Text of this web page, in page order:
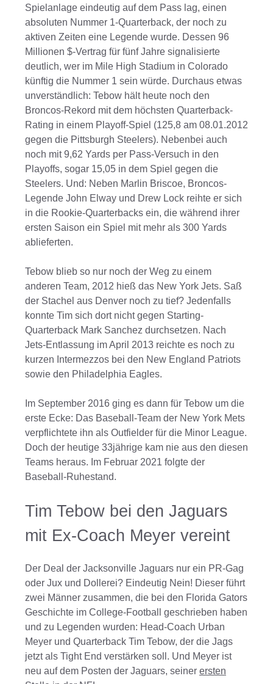
Spielanlage eindeutig auf dem Pass lag, einen
absoluten Nummer 1-Quarterback, der noch zu
aktiven Zeiten eine Legende wurde. Dessen 96
Millionen $-Vertrag für fünf Jahre signalisierte
deutlich, wer im Mile High Stadium in Colorado
künftig die Nummer 1 sein würde. Durchaus etwas
unverständlich: Tebow hält heute noch den
Broncos-Rekord mit dem höchsten Quarterback-
Rating in einem Playoff-Spiel (125,8 am 08.01.2012
gegen die Pittsburgh Steelers). Nebenbei auch
noch mit 9,62 Yards per Pass-Versuch in den
Playoffs, sogar 15,05 in dem Spiel gegen die
Steelers. Und: Neben Marlin Briscoe, Broncos-
Legende John Elway und Drew Lock reihte er sich
in die Rookie-Quarterbacks ein, die während ihrer
ersten Saison ein Spiel mit mehr als 300 Yards
ablieferten.
Tebow blieb so nur noch der Weg zu einem
anderen Team, 2012 hieß das New York Jets. Saß
der Stachel aus Denver noch zu tief? Jedenfalls
konnte Tim sich dort nicht gegen Starting-
Quarterback Mark Sanchez durchsetzen. Nach
Jets-Entlassung im April 2013 reichte es noch zu
kurzen Intermezzos bei den New England Patriots
sowie den Philadelphia Eagles.
Im September 2016 ging es dann für Tebow um die
erste Ecke: Das Baseball-Team der New York Mets
verpflichtete ihn als Outfielder für die Minor League.
Doch der heutige 33jährige kam nie aus den diesen
Teams heraus. Im Februar 2021 folgte der
Baseball-Ruhestand.
Tim Tebow bei den Jaguars
mit Ex-Coach Meyer vereint
Der Deal der Jacksonville Jaguars nur ein PR-Gag
oder Jux und Dollerei? Eindeutig Nein! Dieser führt
zwei Männer zusammen, die bei den Florida Gators
Geschichte im College-Football geschrieben haben
und zu Legenden wurden: Head-Coach Urban
Meyer und Quarterback Tim Tebow, der die Jags
jetzt als Tight End verstärken soll. Und Meyer ist
neu auf dem Posten der Jaguars, seiner ersten